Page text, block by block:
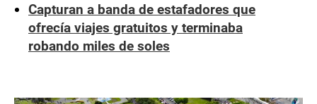
Capturan a banda de estafadores que
ofrecía viajes gratuitos y terminaba
robando miles de soles